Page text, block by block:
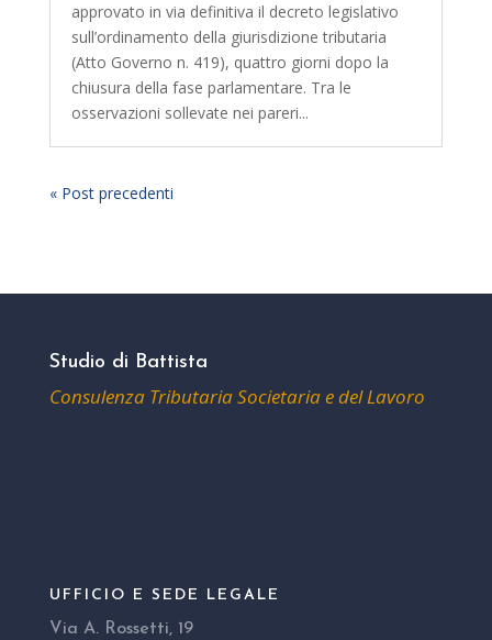
approvato in via definitiva il decreto legislativo
sull’ordinamento della giurisdizione tributaria
(Atto Governo n. 419), quattro giorni dopo la
chiusura della fase parlamentare. Tra le
osservazioni sollevate nei pareri...
« Post precedenti
Studio di Battista
Consulenza Tributaria Societaria e del Lavoro
UFFICIO E SEDE LEGALE
Via A. Rossetti, 19